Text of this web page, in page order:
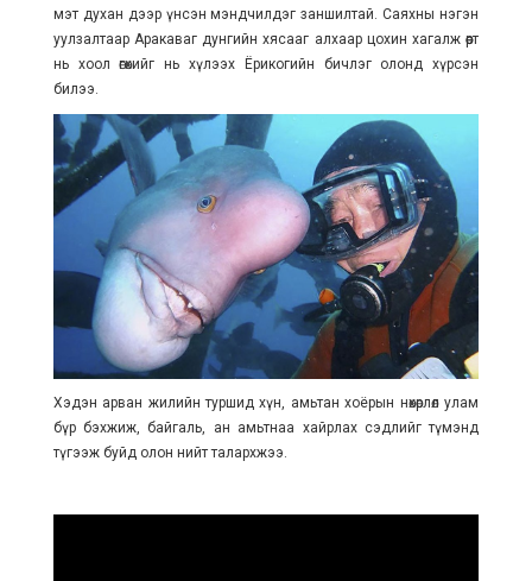
мэт духан дээр үнсэн мэндчилдэг заншилтай. Саяхны нэгэн
уулзалтаар Аракаваг дунгийн хясааг алхаар цохин хагалж өөрт
нь хоол өгөхийг нь хүлээх Ёрикогийн бичлэг олонд хүрсэн
билээ.
Хэдэн арван жилийн туршид хүн, амьтан хоёрын нөхөрлөл улам
бүр бэхжиж, байгаль, ан амьтнаа хайрлах сэдлийг түмэнд
түгээж буйд олон нийт талархжээ.